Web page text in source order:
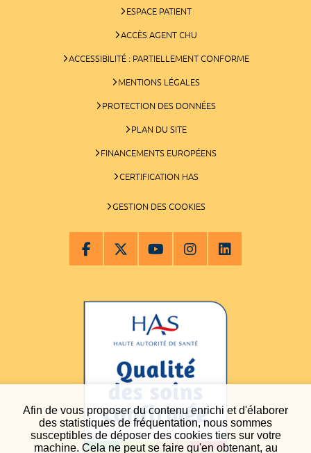
Afin de vous proposer du contenu enrichi et d'élaborer
des statistiques de fréquentation, nous sommes
susceptibles de déposer des cookies tiers sur votre
machine. Cela ne peut se faire qu'en obtenant, au
ESPACE PATIENT
ACCÈS AGENT CHU
ACCESSIBILITÉ : PARTIELLEMENT CONFORME
MENTIONS LÉGALES
PROTECTION DES DONNÉES
PLAN DU SITE
FINANCEMENTS EUROPÉENS
CERTIFICATION HAS
GESTION DES COOKIES